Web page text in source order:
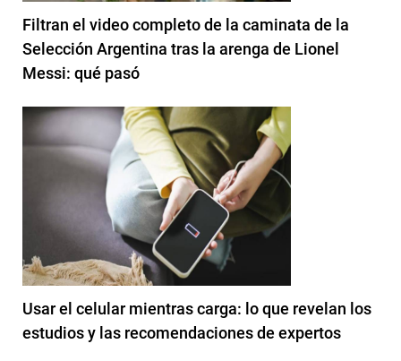
Filtran el video completo de la caminata de la
Selección Argentina tras la arenga de Lionel
Messi: qué pasó
Usar el celular mientras carga: lo que revelan los
estudios y las recomendaciones de expertos